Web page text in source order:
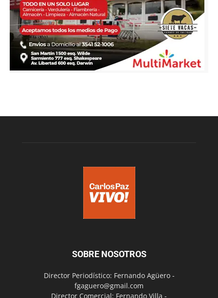
SOBRE NOSOTROS
Director Periodístico: Fernando Agüero -
fgaguero@gmail.com
Director Comercial: Fernando Villa -